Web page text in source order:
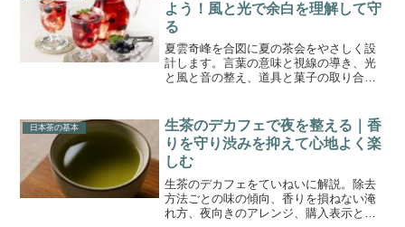
よう！風と光で余白を理解して守
る
夏雲奇峰を合図に夏の茶会をやさしく設
計します。言葉の意味と視線の導き、光
と風と音の整え、道具と菓子の取り合わ
日本茶の基本
生茶のデカフェで夜を整える｜香
りを守り渋みを抑えて心地よく楽
しむ
生茶のデカフェをていねいに解説。除去
方法ごとの味の傾向、香りを損ねない淹
れ方、夜向きのアレンジ、購入表示と保